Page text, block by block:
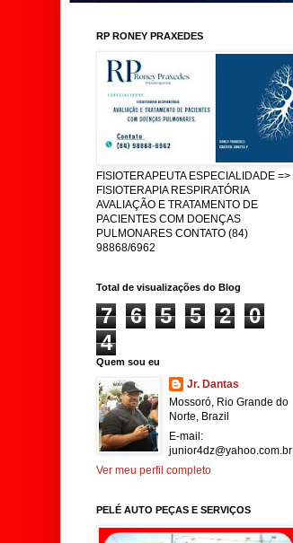
RP RONEY PRAXEDES
FISIOTERAPEUTA ESPECIALIDADE =>
FISIOTERAPIA RESPIRATÓRIA
AVALIAÇÃO E TRATAMENTO DE
PACIENTES COM DOENÇAS
PULMONARES CONTATO (84)
98868/6962
Total de visualizações do Blog
7 6 5 5 2
0
4
Quem sou eu
Jr. Dantas
Mossoró, Rio Grande do
Norte, Brazil
E-mail:
junior4dz@yahoo.com.br
Ver meu perfil completo
PELÉ AUTO PEÇAS E SERVIÇOS